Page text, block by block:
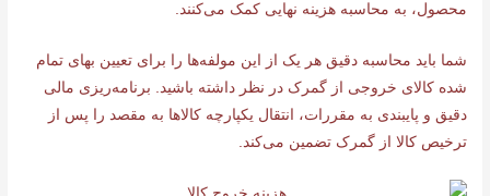
محصول، به محاسبه هزینه نهایی کمک می‌کنند.
شما باید محاسبه دقیق هر یک از این مولفه‌ها را برای تعیین بهای تمام
شده کالای خروجی از گمرک در نظر داشته باشید. برنامه‌ریزی مالی
دقیق و پایبندی به مقررات، انتقال یکپارچه کالاها به مقصد را پس از
ترخیص کالا از گمرک تضمین می‌کند.